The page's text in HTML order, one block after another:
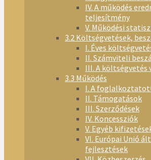
IV. A működés
teljesítmény
V. Működési
3.2 Költségvetések,
I. Éves
II. Számviteli
III. A költségvetés
3.3 Működés
I. A
II. Támogatások
III. Szerződések
IV. Koncessziók
V. Egyéb
VI. Európai Unió
fejlesztések